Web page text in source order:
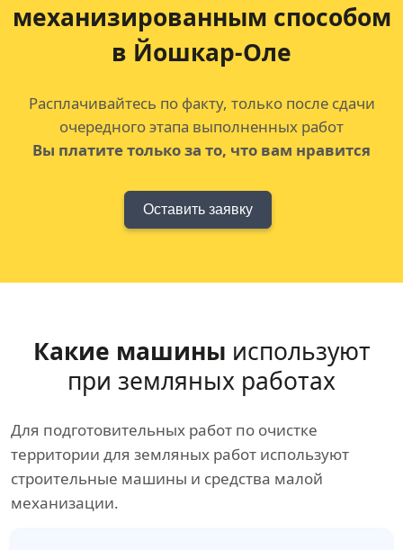
механизированным способом
в Йошкар-Оле
Расплачивайтесь по факту, только после сдачи
очередного этапа выполненных работ
Вы платите только за то, что вам нравится
Оставить заявку
Какие машины используют
при земляных работах
Для подготовительных работ по очистке
территории для земляных работ используют
строительные машины и средства малой
механизации.